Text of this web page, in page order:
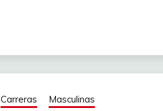
Carreras Masculinas